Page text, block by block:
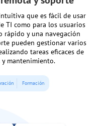
que es fácil de usar
TI como para los usuarios
rápido y una navegación
pueden gestionar varios
tareas eficaces de
mantenimiento.
Formación